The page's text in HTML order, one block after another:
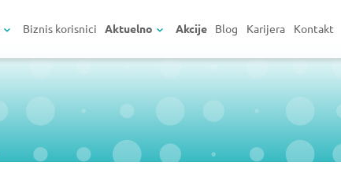
Biznis korisnici Aktuelno Akcije Blog Karijera Kontakt